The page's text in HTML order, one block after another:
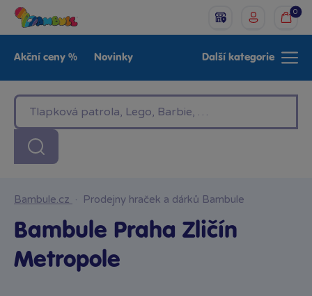
0
Akční ceny % Novinky
LEGO®
Baby Značky
Další kategorie
Bambule.cz · Prodejny hraček a dárků Bambule
Bambule Praha Zličín
Metropole